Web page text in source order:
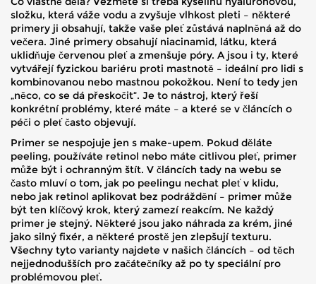
složku, která váže vodu a zvyšuje vlhkost pleti – některé
primery ji obsahují, takže vaše pleť zůstává naplněná až do
večera. Jiné primery obsahují niacinamid, látku, která
uklidňuje červenou pleť a zmenšuje póry. A jsou i ty, které
vytvářejí fyzickou bariéru proti mastnotě – ideální pro lidi s
kombinovanou nebo mastnou pokožkou. Není to tedy jen
„něco, co se dá přeskočit“. Je to nástroj, který řeší
konkrétní problémy, které máte – a které se v článcích o
péči o pleť často objevují.
Primer se nespojuje jen s make-upem. Pokud děláte
peeling, používáte retinol nebo máte citlivou pleť, primer
může být i ochranným štít. V článcích tady na webu se
často mluví o tom, jak po peelingu nechat pleť v klidu,
nebo jak retinol aplikovat bez podráždění – primer může
být ten klíčový krok, který zamezí reakcím. Ne každý
primer je stejný. Některé jsou jako náhrada za krém, jiné
jako silný fixér, a některé prostě jen zlepšují texturu.
Všechny tyto varianty najdete v našich článcích – od těch
nejjednodušších pro začátečníky až po ty speciální pro
problémovou pleť.